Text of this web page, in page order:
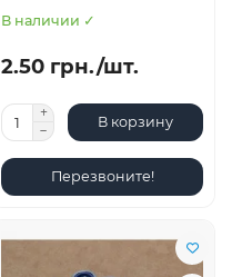
В наличии ✓
2.50 грн./шт.
В корзину
Перезвоните!